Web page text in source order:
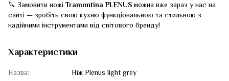
🔪 Замовити ножі Tramontina PLENUS можна вже зараз у нас на
сайті — зробіть свою кухню функціональною та стильною з
надійними інструментами від світового бренду!
Характеристики
Назва:
Ніж Plenus light grey